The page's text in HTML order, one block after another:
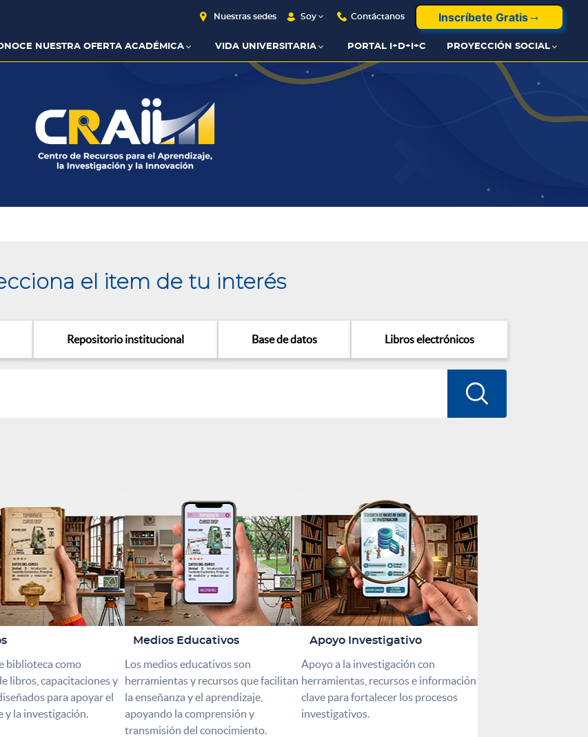
Nuestras sedes Soy Contáctanos Inscríbete Gratis
NUESTRA OFERTA ACADÉMICA VIDA UNIVERSITARIA PORTAL I+D+I+C PROYECCIÓN SOCIAL
el item de tu interés
Repositorio institucional Base de datos Libros electrónicos
biblioteca como
libros, capacitaciones y
para apoyar el
y la investigación.
Medios Educativos
Los medios educativos son
herramientas y recursos que facilitan
la enseñanza y el aprendizaje,
apoyando la comprensión y
transmisión del conocimiento.
Apoyo Investigativo
Apoyo a la investigación con
herramientas, recursos e información
clave para fortalecer los procesos
investigativos.